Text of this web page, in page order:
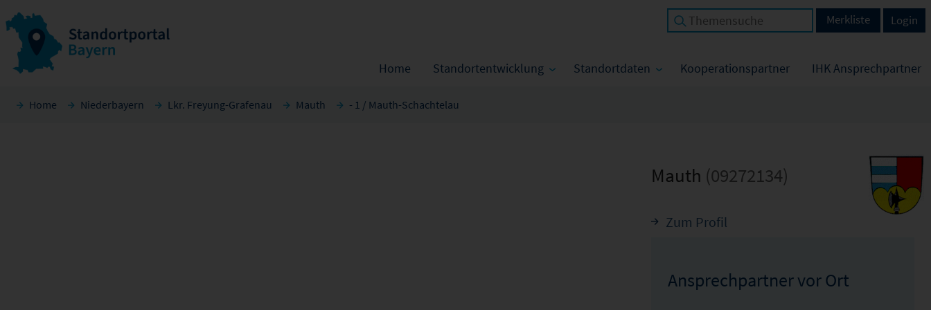
Home Standortentwicklung Standortdaten Kooperationspartner IHK Ansprechpartner
Login
Merkliste
Home Niederbayern Lkr. Freyung-Grafenau Mauth - 1 / Mauth-Schachtelau
Mauth (09272134)
Zum Profil
Ansprechpartner vor Ort